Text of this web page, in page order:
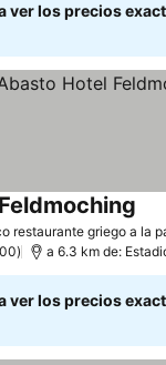
ver los precios
restaurante griego a la
a 6.3 km de:
ver los precios